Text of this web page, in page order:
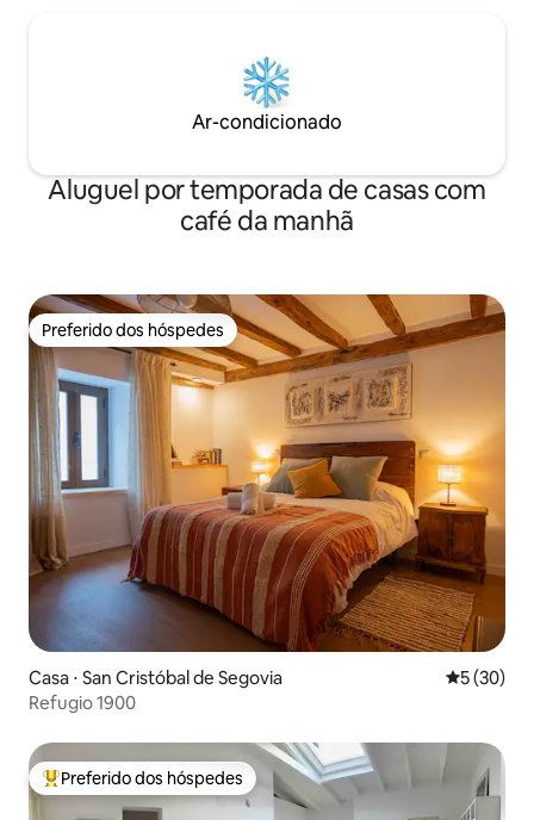
Ar-condicionado
Aluguel por temporada de casas com
café da manhã
Preferido dos hóspedes
Preferido dos hóspedes
Casa ⋅ San Cristóbal de Segovia 5 de uma
5 (30)
Refugio 1900
Entre os melhores preferidos dos hóspedes
Preferido dos hóspedes